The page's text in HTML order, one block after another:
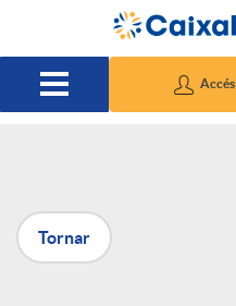
Salta al contingut principal
Accés
P
u
Tornar